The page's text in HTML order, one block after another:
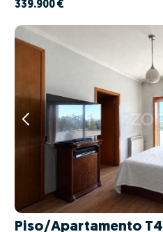
339.900 €
Piso/Apartamento T4